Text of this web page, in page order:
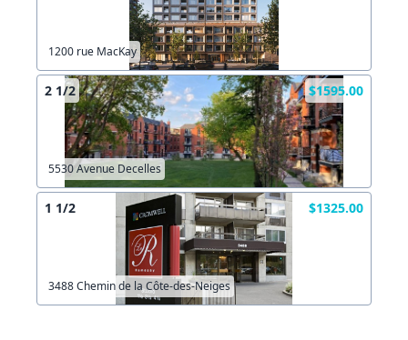
1200 rue MacKay
2 1/2 $1595.00
5530 Avenue Decelles
1 1/2 $1325.00
3488 Chemin de la Côte-des-Neiges